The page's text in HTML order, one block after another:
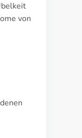
von